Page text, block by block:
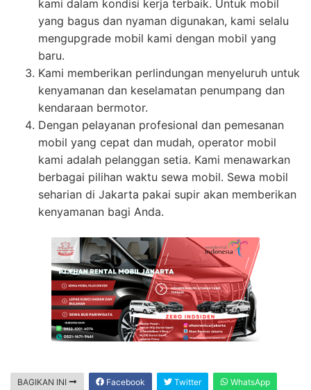
kami dalam kondisi kerja terbaik. Untuk mobil
yang bagus dan nyaman digunakan, kami selalu
mengupgrade mobil kami dengan mobil yang
baru.
Kami memberikan perlindungan menyeluruh untuk
kenyamanan dan keselamatan penumpang dan
kendaraan bermotor.
Dengan pelayanan profesional dan pemesanan
mobil yang cepat dan mudah, operator mobil
kami adalah pelanggan setia. Kami menawarkan
berbagai pilihan waktu sewa mobil. Sewa mobil
seharian di Jakarta pakai supir akan memberikan
kenyamanan bagi Anda.
BAGIKAN INI Facebook Twitter WhatsApp